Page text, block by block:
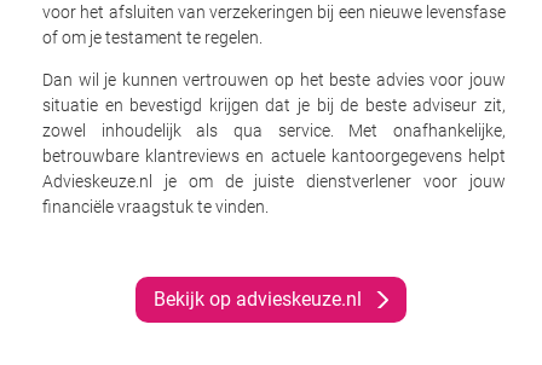
voor het afsluiten van verzekeringen bij een nieuwe levensfase
of om je testament te regelen.
Dan wil je kunnen vertrouwen op het beste advies voor jouw
situatie en bevestigd krijgen dat je bij de beste adviseur zit,
zowel inhoudelijk als qua service. Met onafhankelijke,
betrouwbare klantreviews en actuele kantoorgegevens helpt
Advieskeuze.nl je om de juiste dienstverlener voor jouw
financiële vraagstuk te vinden.
Bekijk op advieskeuze.nl